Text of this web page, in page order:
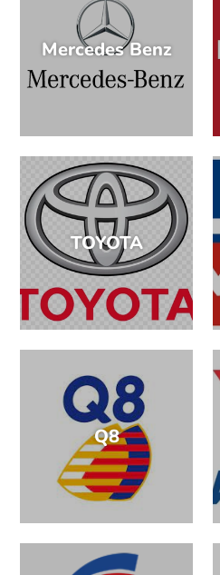
Mercedes Benz
TOYOTA
Q8